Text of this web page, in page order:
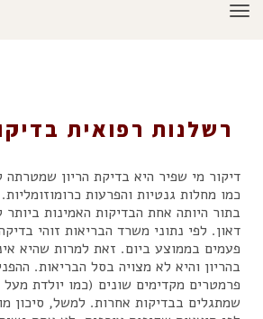
תפריט
רשלנות רפואית
דיקור מי שפיר היא בדיקת הריון שמטרתה
כמו מחלות גנטיות והפרעות
בתור היותה אחת הבדיקות האמינות ביותר
פעמים בממוצע ביום. זאת למרות שהיא
בהריון והיא לא מצויה בסל הבריאות.
שמתגלים בבדיקות אחרות. למשל, סיכון